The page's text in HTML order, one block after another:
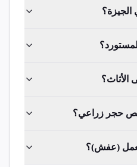
الأثاث؟
حجر زراعي؟
(عفش)؟